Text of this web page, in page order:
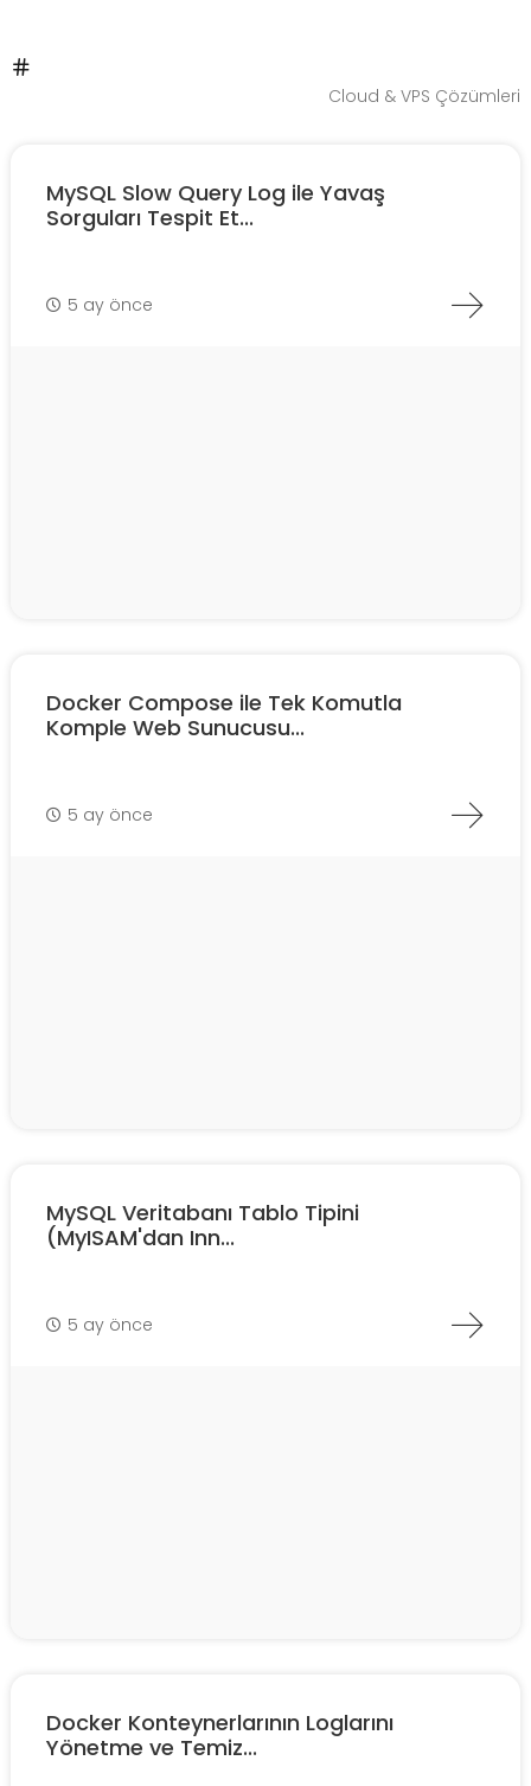
Cloud & VPS Çözümleri
MySQL Slow Query Log ile Yavaş
Sorguları Tespit Et...
5 ay önce
Docker Compose ile Tek Komutla
Komple Web Sunucusu...
5 ay önce
MySQL Veritabanı Tablo Tipini
(MyISAM'dan Inn...
5 ay önce
Docker Konteynerlarının Loglarını
Yönetme ve Temiz...